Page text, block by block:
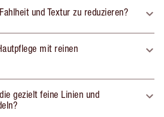
und Textur zu reduzieren?
mit reinen
gezielt feine Linien und